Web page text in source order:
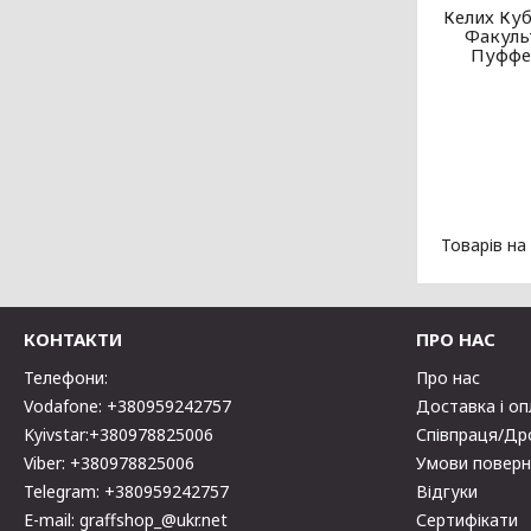
Келих
КОНТАКТИ
Телефони:
Vodafone: +380959242757
Kyivstar:+380978825006
Viber: +380978825006
Telegram: +380959242757
E-mail: graffshop_@ukr.net
ПРО НАС
Про нас
Доставка і
Співпраця/
Умови
Відгуки
Сертифікати